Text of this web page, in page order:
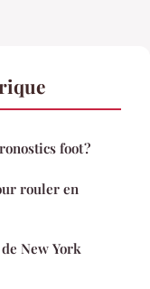
foot ?
rouler en
New York